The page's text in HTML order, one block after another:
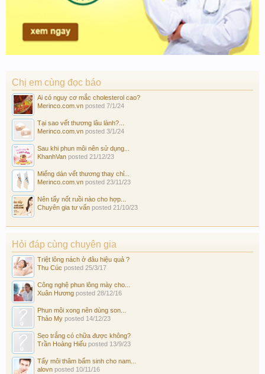
Chị em cùng đọc báo
Ai có nguy cơ mắc cholesterol cao?
Merinco.com.vn posted 7/1/24
Tại sao vết thương lâu lành?...
Merinco.com.vn posted 3/1/24
Sau khi phun môi nên sử dụng...
KhanhVan posted 21/12/23
Miếng dán vết thương thay chỉ...
Merinco.com.vn posted 23/11/23
Nên tẩy nốt ruồi nào cho hợp...
Chuyên gia tư vấn posted 21/10/23
Hỏi đáp cùng chuyên gia
Triệt lông nách ở đâu hiệu quả ?
Thu Cúc posted 25/3/17
Công nghệ phun lông mày cho...
Xuân Hương posted 28/12/16
Phun môi xong nên dùng son...
Thảo My posted 14/12/23
Sẹo trắng có chữa được không?
Trần Hoàng Hiếu posted 13/9/23
Tẩy môi thâm bẩm sinh cho nam...
alovn posted 10/11/16